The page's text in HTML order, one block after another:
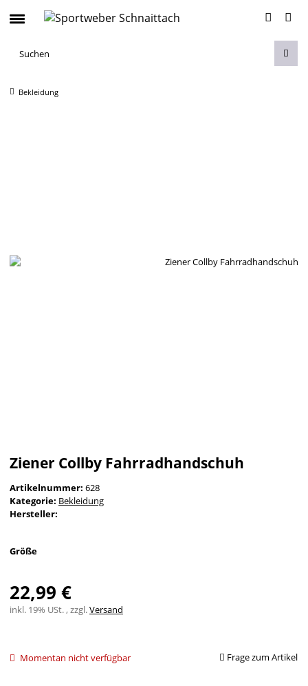
Bekleidung
Ziener Collby Fahrradhandschuh
Artikelnummer: 628
Kategorie: Bekleidung
Hersteller:
Größe
22,99 €
inkl. 19% USt. , zzgl.Versand
Momentan nicht verfügbar Frage zum Artikel